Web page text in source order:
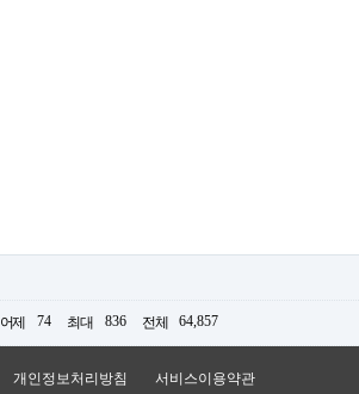
어제 74 최대 836 전체 64,857
개인정보처리방침 서비스이용약관